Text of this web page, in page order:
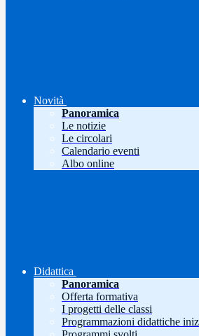
Novità
Panoramica
Le notizie
Le circolari
Calendario eventi
Albo online
Didattica
Panoramica
Offerta formativa
I progetti delle classi
Programmazioni didattiche